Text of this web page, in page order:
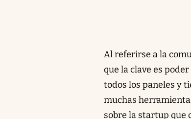
Al referirse a la
que la clave es
todos los paneles y
muchas
sobre la startup que